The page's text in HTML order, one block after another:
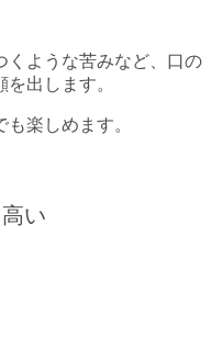
くような苦みなど、口の
出します。
楽しめます。
い